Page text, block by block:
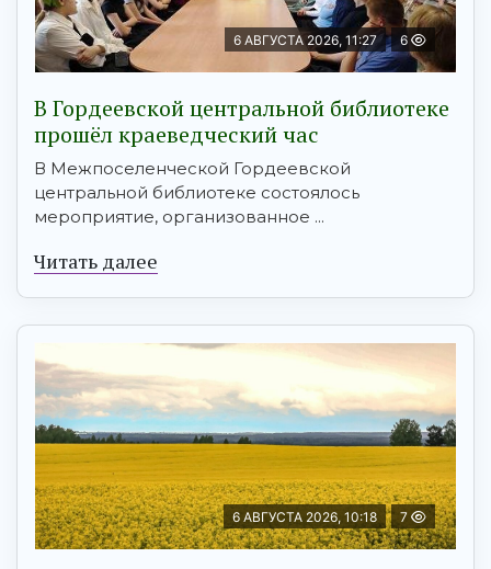
6 АВГУСТА 2026, 11:27 6
В Гордеевской центральной библиотеке
прошёл краеведческий час
В Межпоселенческой Гордеевской
центральной библиотеке состоялось
мероприятие, организованное ...
Читать далее
6 АВГУСТА 2026, 10:18 7